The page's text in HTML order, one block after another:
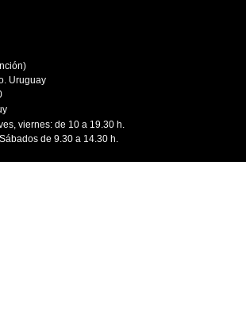
Uruguay
viernes: de 10 a 19.30 h.
de 9.30 a 14.30 h.